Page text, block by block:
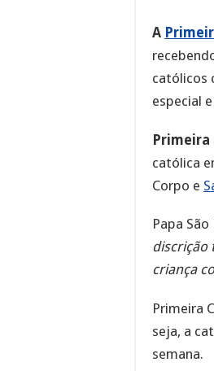
A
católicos
especial
Primeira
católica
Corpo e
Papa
discrição
criança
Primeira
seja, a
semana.